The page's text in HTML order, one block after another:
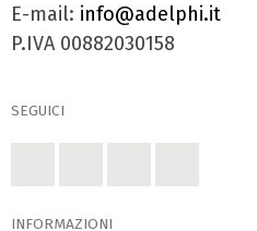
E-mail: info@adelphi.it
P.IVA 00882030158
SEGUICI
INFORMAZIONI